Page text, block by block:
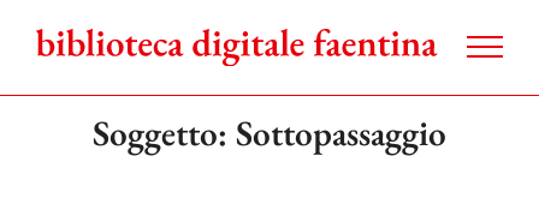
contenuto
Soggetto: Sottopassaggio